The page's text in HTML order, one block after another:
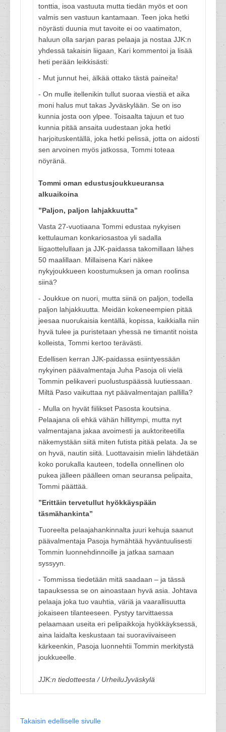
tonttia, isoa vastuuta mutta tiedän myös et oon
valmis sen vastuun kantamaan. Teen joka hetki
nöyrästi duunia mut tavoite ei oo vaatimaton,
haluun olla sarjan paras pelaaja ja nostaa JJK:n
yhdessä takaisin liigaan, Kari kommentoi ja lisää
heti perään leikkisästi:
- Mut junnut hei, älkää ottako tästä paineita!
- On mulle itellenikin tullut suoraa viestiä et aika
moni halus mut takas Jyväskylään. Se on iso
kunnia josta oon ylpee. Toisaalta tajuun et tuo
kunnia pitää ansaita uudestaan joka hetki
harjoituskentällä, joka hetki pelissä, jotta on aidosti
sen arvoinen myös jatkossa, Tommi toteaa
nöyränä.
Tommi oman edustusjoukkueuransa
alkuaikoina
”Paljon, paljon lahjakkuutta”
Vasta 27-vuotiaana Tommi edustaa nykyisen
kettulauman konkariosastoa yli sadalla
liigaottelullaan ja JJK-paidassa takomillaan lähes
50 maalillaan. Millaisena Kari näkee
nykyjoukkueen koostumuksen ja oman roolinsa
siinä?
- Joukkue on nuori, mutta siinä on paljon, todella
paljon lahjakkuutta. Meidän kokeneempien pitää
jeesaa nuorukaisia kentällä, kopissa, kaikkialla niin
hyvä tulee ja puristetaan yhessä ne timantit noista
kolleista, Tommi kertoo terävästi.
Edellisen kerran JJK-paidassa esiintyessään
nykyinen päävalmentaja Juha Pasoja oli vielä
Tommin pelikaveri puolustuspäässä luutiessaan.
Miltä Paso vaikuttaa nyt päävalmentajan pallilla?
- Mulla on hyvät fiilikset Pasosta koutsina.
Pelaajana oli ehkä vähän hillitympi, mutta nyt
valmentajana jakaa avoimesti ja auktoriteetilla
näkemystään siitä miten futista pitää pelata. Ja se
on hyvä, nautin siitä. Luottavaisin mielin lähdetään
koko porukalla kauteen, todella onnellinen olo
pukea jälleen päälleen oman seuransa pelipaita,
Tommi päättää.
”Erittäin tervetullut hyökkäyspään
täsmähankinta”
Tuoreelta pelaajahankinnalta juuri kehuja saanut
päävalmentaja Pasoja hymähtää hyväntuulisesti
Tommin luonnehdinnoille ja jatkaa samaan
syssyyn.
- Tommissa tiedetään mitä saadaan – ja tässä
tapauksessa se on ainoastaan hyvä asia. Johtava
pelaaja joka tuo vauhtia, väriä ja vaarallisuutta
jokaiseen tilanteeseen. Pystyy tarvittaessa
pelaamaan useita eri pelipaikkoja hyökkäyksessä,
aina laidalta keskustaan tai suoraviivaiseen
kärkeenkin, Pasoja luonnehtii Tommin merkitystä
joukkueelle.
JJK:n tiedotteesta / UrheiluJyväskylä
Takaisin edelliselle sivulle